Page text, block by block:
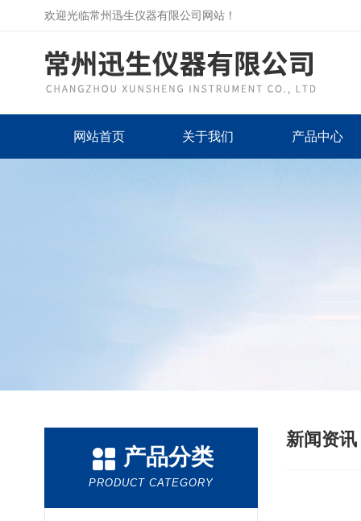
欢迎光临常州迅生仪器有限公司网站！
网站首页 关于我们 产品中心
产品分类
PRODUCT CATEGORY
新闻资讯